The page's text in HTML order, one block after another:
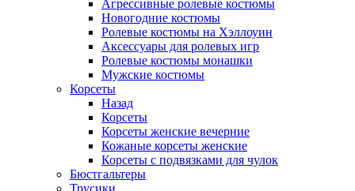
Агрессивные ролевые костюмы
Новогодние костюмы
Ролевые костюмы на Хэллоуин
Аксессуары для ролевых игр
Ролевые костюмы монашки
Мужские костюмы
Корсеты
Назад
Корсеты
Корсеты женские вечерние
Кожаные корсеты женские
Корсеты с подвязками для чулок
Бюстгальтеры
Трусики